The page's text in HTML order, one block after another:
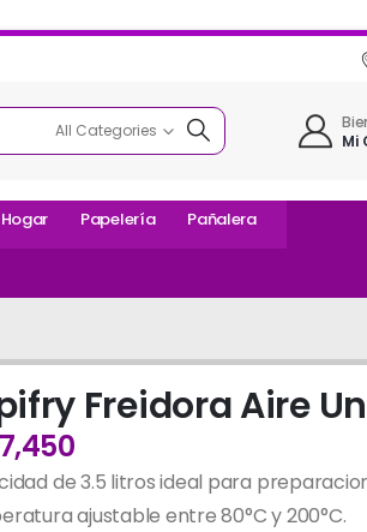
All Categories
Mi
Hogar Papelería Pañalera
Freidora Aire
de 3.5 litros ideal para
ajustable entre 80°C y 200°C.